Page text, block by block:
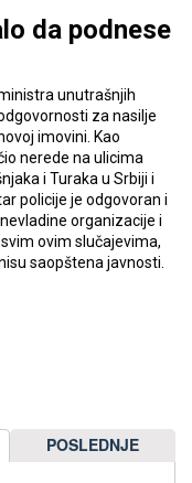
da podnese
unutrašnjih
za nasilje
imovini. Kao
nerede na ulicima
i Turaka u Srbiji i
policije je odgovoran i
organizacije i
ovim slučajevima,
saopštena javnosti.
POSLEDNJE